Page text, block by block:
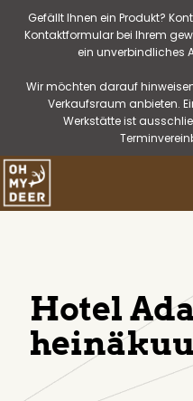
Gefällt Ihnen ein Produkt?
Kontaktformular bei Ihrem
ein unverbindliches
Wir möchten darauf
Verkaufsraum anbieten.
Werkstätte ist
Hotel
heinäkuu